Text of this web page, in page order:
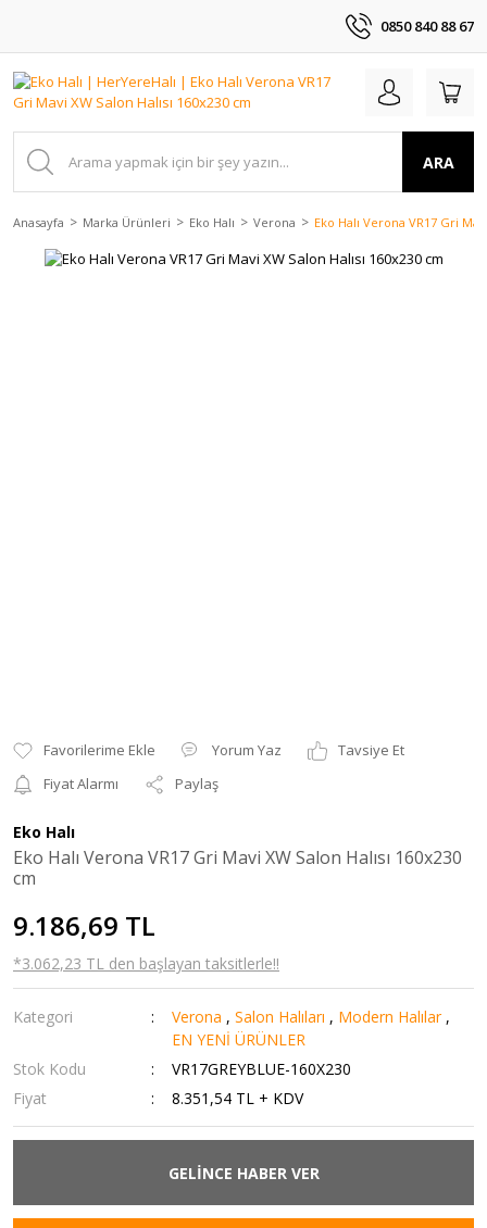
0850 840 88 67
ARA
Anasayfa Marka Ürünleri Eko Halı Verona Eko Halı Verona VR17 Gri
Yorum Yaz
Tavsiye Et
Fiyat Alarmı
Paylaş
Eko Halı
Eko Halı Verona VR17 Gri Mavi XW Salon Halısı 160x230
cm
9.186,69 TL
*3.062,23 TL den başlayan taksitlerle!!
Kategori Verona ,Salon Halıları , Modern Halılar ,
EN YENİ ÜRÜNLER
Stok Kodu
VR17GREYBLUE-160X230
Fiyat
8.351,54 TL + KDV
GELİNCE HABER VER